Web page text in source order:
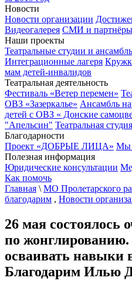
Новости
Новости организации
Видеогалерея СМИ и партнёры
Наши проекты
Театральные студии и
Интеграционные лагеря
мам детей-инвалидов
Театральная деятельность
Фестиваль «Ветер перемен»
ОВЗ «Зазеркалье» Ансамбль
детей с ОВЗ « Донские
"Апельсин" Театральная
Благодарности
Проект «ДОБРЫЕ ЛИЦА» Мы
Полезная информация
Юридические консультации
Как помочь
Главная \ МО Пролетарского
благодарим , Новости
26 мая состоялось
по
осваивать навыки
Благодарим Илью